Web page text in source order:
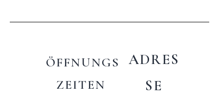
ÖFFNUNGS
ZEITEN
ADRES
SE